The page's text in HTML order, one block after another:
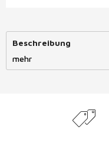
Beschreibung
mehr